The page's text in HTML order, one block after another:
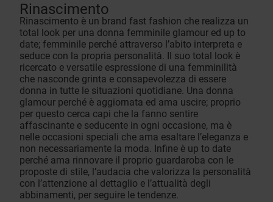
Rinascimento
Rinascimento è un brand fast fashion che realizza un
total look per una donna femminile glamour ed up to
date; femminile perché attraverso l’abito interpreta e
seduce con la propria personalità. Il suo total look è
ricercato e versatile espressione di una femminilità
che nasconde grinta e consapevolezza di essere
donna in tutte le situazioni quotidiane. Una donna
glamour perché è aggiornata ed ama uscire; proprio
per questo cerca capi che la fanno sentire
affascinante e seducente in ogni occasione, ma è
nelle occasioni speciali che ama esaltare l’eleganza e
non necessariamente la moda. Infine è up to date
perché ama rinnovare il proprio guardaroba con le
proposte di stile, l’audacia che valorizza la personalità
con l’attenzione al dettaglio e l’attualità degli
abbinamenti, per seguire le tendenze.